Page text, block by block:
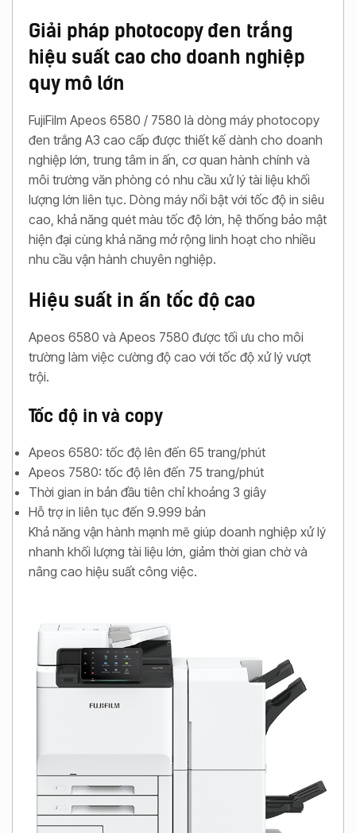
Giải pháp photocopy đen trắng
hiệu suất cao cho doanh nghiệp
quy mô lớn
FujiFilm Apeos 6580 / 7580 là dòng máy photocopy
đen trắng A3 cao cấp được thiết kế dành cho doanh
nghiệp lớn, trung tâm in ấn, cơ quan hành chính và
môi trường văn phòng có nhu cầu xử lý tài liệu khối
lượng lớn liên tục. Dòng máy nổi bật với tốc độ in siêu
cao, khả năng quét màu tốc độ lớn, hệ thống bảo mật
hiện đại cùng khả năng mở rộng linh hoạt cho nhiều
nhu cầu vận hành chuyên nghiệp.
Hiệu suất in ấn tốc độ cao
Apeos 6580 và Apeos 7580 được tối ưu cho môi
trường làm việc cường độ cao với tốc độ xử lý vượt
trội.
Tốc độ in và copy
Apeos 6580: tốc độ lên đến 65 trang/phút
Apeos 7580: tốc độ lên đến 75 trang/phút
Thời gian in bản đầu tiên chỉ khoảng 3 giây
Hỗ trợ in liên tục đến 9.999 bản
Khả năng vận hành mạnh mẽ giúp doanh nghiệp xử lý
nhanh khối lượng tài liệu lớn, giảm thời gian chờ và
nâng cao hiệu suất công việc.